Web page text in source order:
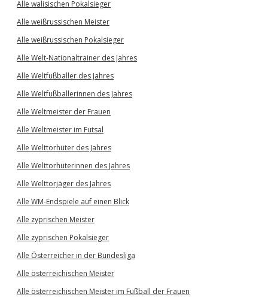
Alle walisischen Pokalsieger
Alle weißrussischen Meister
Alle weißrussischen Pokalsieger
Alle Welt-Nationaltrainer des Jahres
Alle Weltfußballer des Jahres
Alle Weltfußballerinnen des Jahres
Alle Weltmeister der Frauen
Alle Weltmeister im Futsal
Alle Welttorhüter des Jahres
Alle Welttorhüterinnen des Jahres
Alle Welttorjäger des Jahres
Alle WM-Endspiele auf einen Blick
Alle zyprischen Meister
Alle zyprischen Pokalsieger
Alle Österreicher in der Bundesliga
Alle österreichischen Meister
Alle österreichischen Meister im Fußball der Frauen